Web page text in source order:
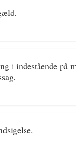
i indestående